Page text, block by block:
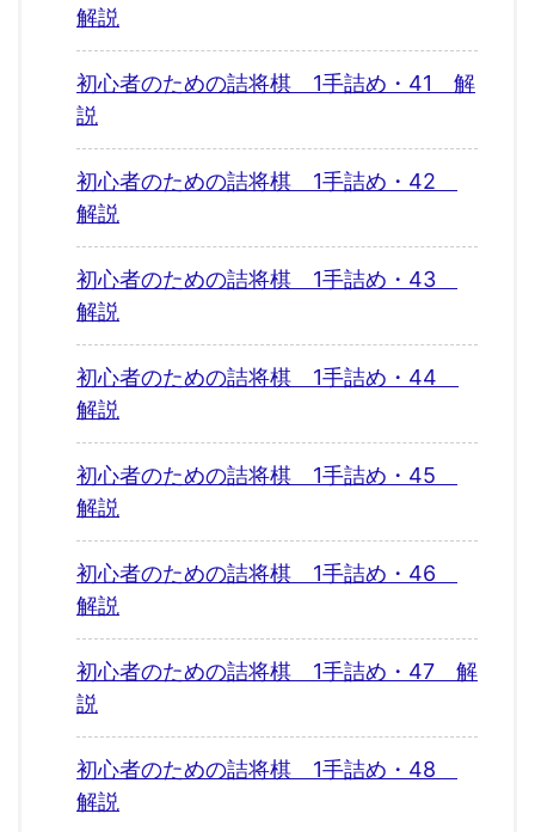
解説
初心者のための詰将棋 1手詰め・41 解
説
初心者のための詰将棋 1手詰め・42
解説
初心者のための詰将棋 1手詰め・43
解説
初心者のための詰将棋 1手詰め・44
解説
初心者のための詰将棋 1手詰め・45
解説
初心者のための詰将棋 1手詰め・46
解説
初心者のための詰将棋 1手詰め・47 解
説
初心者のための詰将棋 1手詰め・48
解説